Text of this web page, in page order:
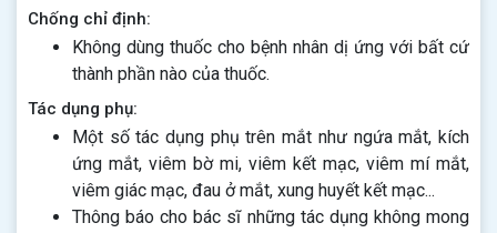
Chống chỉ định:
Không dùng thuốc cho bệnh nhân dị ứng với bất cứ
thành phần nào của thuốc.
Tác dụng phụ:
Một số tác dụng phụ trên mắt như ngứa mắt, kích
ứng mắt, viêm bờ mi, viêm kết mạc, viêm mí mắt,
viêm giác mạc, đau ở mắt, xung huyết kết mạc...
Thông báo cho bác sĩ những tác dụng không mong